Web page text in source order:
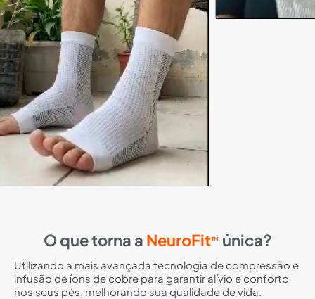
O que torna a NeuroFit™ única?
Utilizando a mais avançada tecnologia de compressão e
infusão de íons de cobre para garantir alívio e conforto
nos seus pés, melhorando sua qualidade de vida.